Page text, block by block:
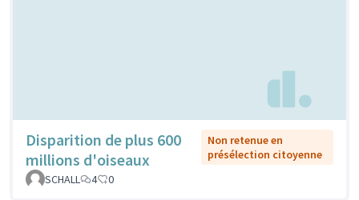
Disparition de plus 600
millions d'oiseaux
Non retenue en
présélection citoyenne
SCHALL
4 0